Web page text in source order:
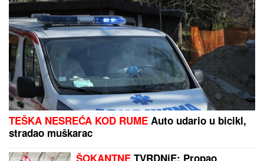
TEŠKA NESREĆA KOD RUME Auto udario u bicikl,
stradao muškarac